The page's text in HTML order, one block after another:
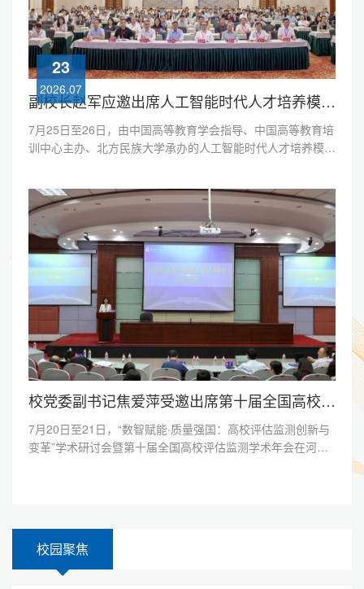
副校长赵军应邀出席人工智能时代人才培养模式改革研讨会并作主题报告
7月25日至26日，由中国高等教育学会指导、中国高等教育培
训中心主办、北方民族大学承办的人工智能时代人才培养模式
工智能时代拔尖创新人才培养实践、数智化视域下课程设计与
教学创新、产教深度融合驱动实践育人体系改革提质等方向开
展深度交流。我校副校长赵军应邀出席会议并作主题报告。赵
军以《数智赋能智慧课...
23
2026.07
校党委副书记焦爱萍受邀出席第十届全国高校评估监测学术年会并作大会发言
7月20日至21日，“数智赋能·质量强国：高校评估监测创新与
变革”学术研讨会暨第十届全国高校评估监测学术年会在河西
席会议并作大会发言。焦爱...
校园聚焦